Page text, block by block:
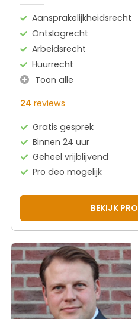
Aansprakelijkheidsrecht
Ontslagrecht
Arbeidsrecht
Huurrecht
Toon alle
24 reviews
Gratis gesprek
Binnen 24 uur
Geheel vrijblijvend
Pro deo mogelijk
BEKIJK